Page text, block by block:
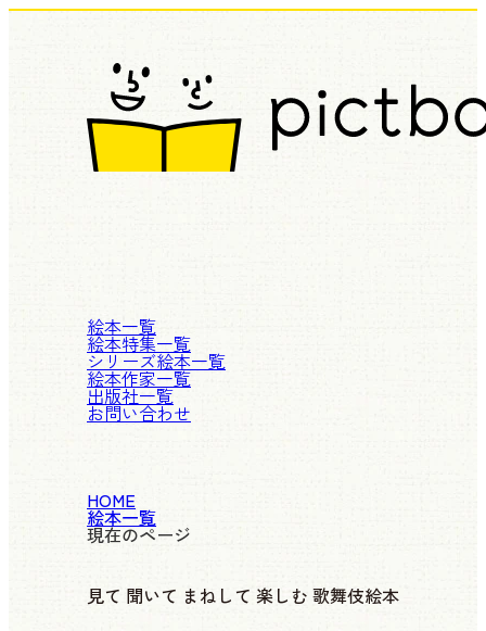
絵本一覧
絵本特集一覧
シリーズ絵本一覧
絵本作家一覧
出版社一覧
お問い合わせ
HOME
絵本一覧
現在のページ
見て 聞いて まねして 楽しむ 歌舞伎絵本